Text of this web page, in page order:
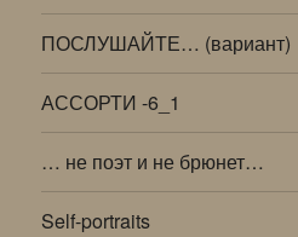
ПОСЛУШАЙТЕ… (вариант)
АССОРТИ -6_1
… не поэт и не брюнет…
Self-portraits